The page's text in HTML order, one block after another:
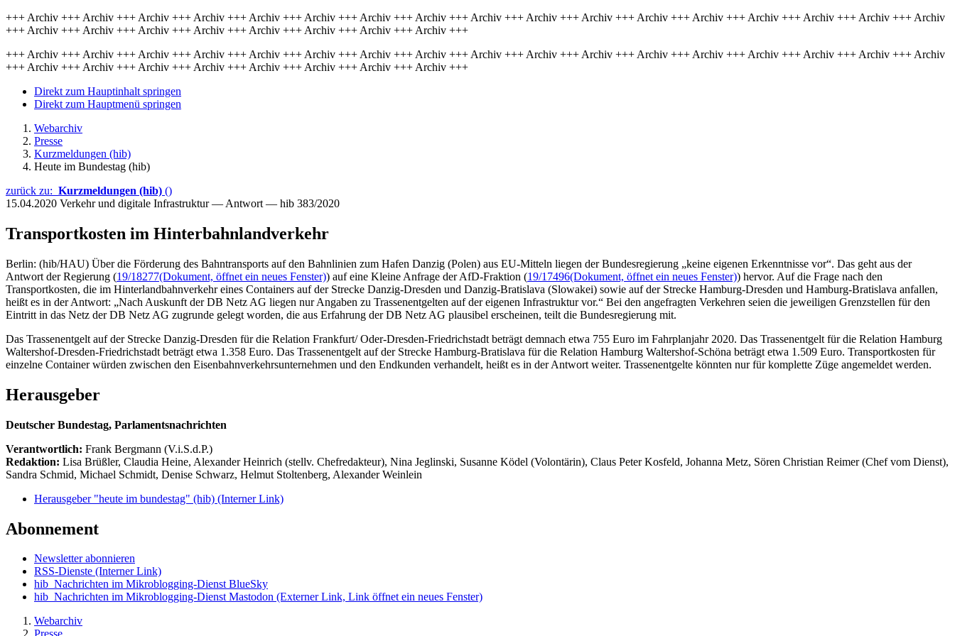
+++ Archiv +++ Archiv +++ Archiv +++ Archiv +++ Archiv +++ Archiv +++ Archiv +++ Archiv +++ Archiv +++ Archiv +++ Archiv +++ Archiv +++ Archiv +++ Archiv +++ Archiv +++ Archiv +++ Archiv
+++ Archiv +++ Archiv +++ Archiv +++ Archiv +++ Archiv +++ Archiv +++ Archiv +++ Archiv +++
+++ Archiv +++ Archiv +++ Archiv +++ Archiv +++ Archiv +++ Archiv +++ Archiv +++ Archiv +++ Archiv +++ Archiv +++ Archiv +++ Archiv +++ Archiv +++ Archiv +++ Archiv +++ Archiv +++ Archiv
+++ Archiv +++ Archiv +++ Archiv +++ Archiv +++ Archiv +++ Archiv +++ Archiv +++ Archiv +++
Direkt zum Hauptinhalt springen
Direkt zum Hauptmenü springen
Webarchiv
Presse
Kurzmeldungen (hib)
Heute im Bundestag (hib)
zurück zu: Kurzmeldungen (hib) ()
15.04.2020 Verkehr und digitale Infrastruktur — Antwort — hib 383/2020
Transportkosten im Hinterbahnlandverkehr
Berlin: (hib/HAU) Über die Förderung des Bahntransports auf den Bahnlinien zum Hafen Danzig (Polen) aus EU-Mitteln liegen der Bundesregierung „keine eigenen Erkenntnisse vor“. Das geht aus der
Antwort der Regierung (19/18277(Dokument, öffnet ein neues Fenster)) auf eine Kleine Anfrage der AfD-Fraktion (19/17496(Dokument, öffnet ein neues Fenster)) hervor. Auf die Frage nach den
Transportkosten, die im Hinterlandbahnverkehr eines Containers auf der Strecke Danzig-Dresden und Danzig-Bratislava (Slowakei) sowie auf der Strecke Hamburg-Dresden und Hamburg-Bratislava anfallen,
heißt es in der Antwort: „Nach Auskunft der DB Netz AG liegen nur Angaben zu Trassenentgelten auf der eigenen Infrastruktur vor.“ Bei den angefragten Verkehren seien die jeweiligen Grenzstellen für den
Eintritt in das Netz der DB Netz AG zugrunde gelegt worden, die aus Erfahrung der DB Netz AG plausibel erscheinen, teilt die Bundesregierung mit.
Das Trassenentgelt auf der Strecke Danzig-Dresden für die Relation Frankfurt/ Oder-Dresden-Friedrichstadt beträgt demnach etwa 755 Euro im Fahrplanjahr 2020. Das Trassenentgelt für die Relation Hamburg
Waltershof-Dresden-Friedrichstadt beträgt etwa 1.358 Euro. Das Trassenentgelt auf der Strecke Hamburg-Bratislava für die Relation Hamburg Waltershof-Schöna beträgt etwa 1.509 Euro. Transportkosten für
einzelne Container würden zwischen den Eisenbahnverkehrsunternehmen und den Endkunden verhandelt, heißt es in der Antwort weiter. Trassenentgelte könnten nur für komplette Züge angemeldet werden.
Herausgeber
Deutscher Bundestag, Parlamentsnachrichten
Verantwortlich: Frank Bergmann (V.i.S.d.P.)
Redaktion: Lisa Brüßler, Claudia Heine, Alexander Heinrich (stellv. Chefredakteur), Nina Jeglinski, Susanne Ködel (Volontärin), Claus Peter Kosfeld, Johanna Metz, Sören Christian Reimer (Chef vom Dienst),
Sandra Schmid, Michael Schmidt, Denise Schwarz, Helmut Stoltenberg, Alexander Weinlein
Herausgeber "heute im bundestag" (hib) (Interner Link)
Abonnement
Newsletter abonnieren
RSS-Dienste (Interner Link)
hib_Nachrichten im Mikroblogging-Dienst BlueSky
hib_Nachrichten im Mikroblogging-Dienst Mastodon (Externer Link, Link öffnet ein neues Fenster)
Webarchiv